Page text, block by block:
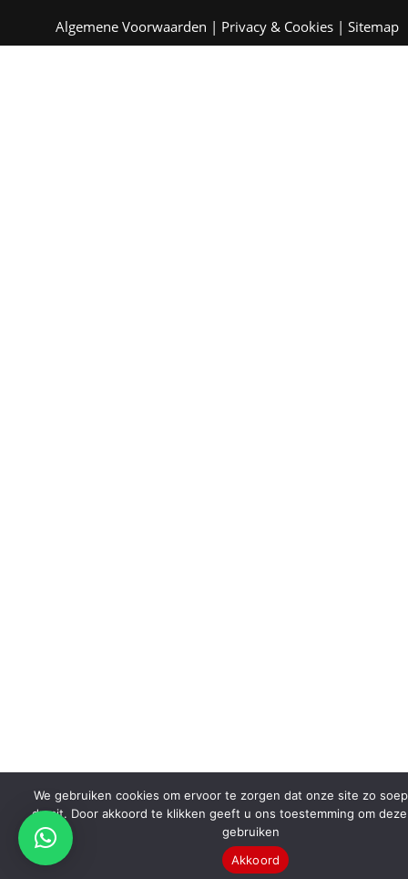
Algemene Voorwaarden | Privacy & Cookies | Sitemap
We gebruiken cookies om ervoor te zorgen dat onze site zo
draait. Door akkoord te klikken geeft u ons toestemming om
gebruiken
Akkoord